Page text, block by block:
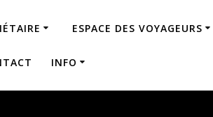
ESPACE DES VOYAGEURS
INFO